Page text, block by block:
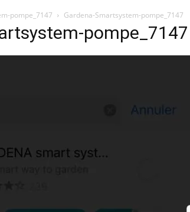
pompe_7147 Gardena-Smartsystem-pompe_7147
pompe_7147